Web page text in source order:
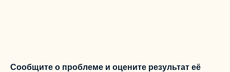
Сообщите о проблеме и оцените результат её